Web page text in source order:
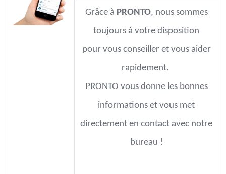
Grâce à PRONTO, nous sommes
toujours à votre disposition
pour vous conseiller et vous aider
rapidement.
PRONTO vous donne les bonnes
informations et vous met
directement en contact avec notre
bureau !